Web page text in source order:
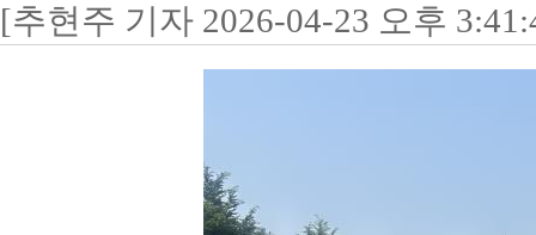
[추현주 기자 2026-04-23 오후